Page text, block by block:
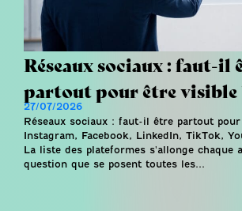
Réseaux sociaux : faut-il
partout pour être visible
27/07/2026
Réseaux sociaux : faut-il être partout
Instagram, Facebook, LinkedIn, TikTok,
La liste des plateformes s'allonge chaque
question que se posent toutes les...